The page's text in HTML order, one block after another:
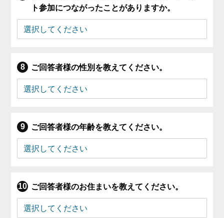
ト参加につながったことがありますか。
ご回答者様の性別を教えてください。
ご回答者様の年齢を教えてください。
ご回答者様のお住まいを教えてください。